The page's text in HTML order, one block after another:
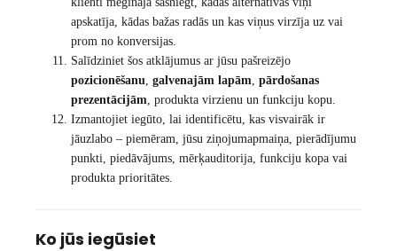
apskatīja, kādas bažas radās un kas viņus virzīja uz vai
prom no konversijas.
Salīdziniet šos atklājumus ar jūsu pašreizējo
pozicionēšanu galvenajām lapām pārdošanas
prezentācijām , produkta virzienu un funkciju kopu.
Izmantojiet iegūto, lai identificētu, kas visvairāk ir
jāuzlabo – piemēram, jūsu ziņojumapmaiņa, pierādījumu
punkti, piedāvājums, mērķauditorija, funkciju kopa vai
produkta prioritātes.
Ko jūs iegūsiet